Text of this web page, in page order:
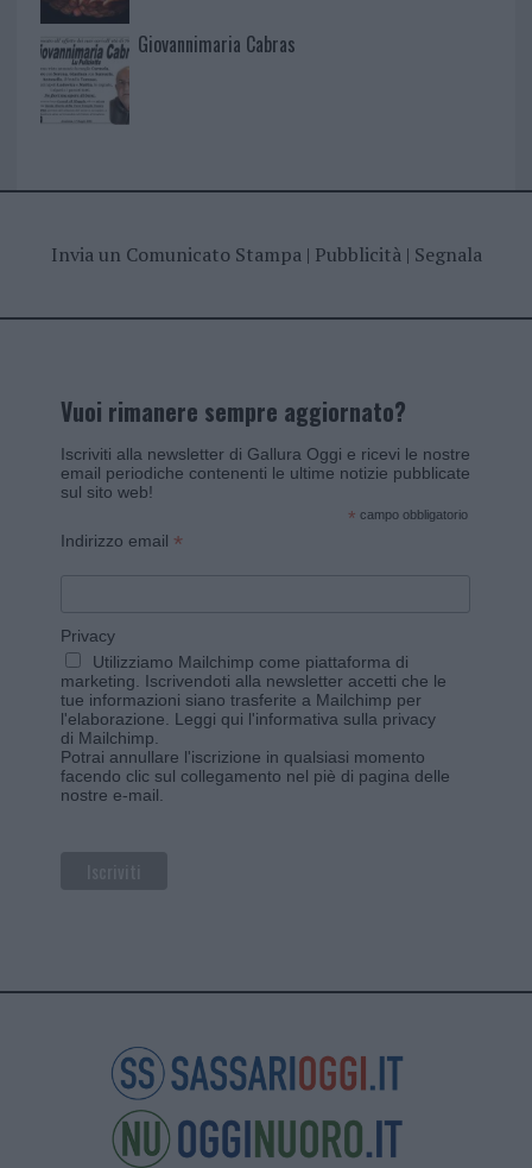
Giovannimaria Cabras
Invia un Comunicato Stampa| Pubblicità| Segnala
Vuoi rimanere sempre aggiornato?
Iscriviti alla newsletter di Gallura Oggi e ricevi le nostre
email periodiche contenenti le ultime notizie pubblicate
sul sito web!
* campo obbligatorio
Indirizzo email *
Privacy
Utilizziamo Mailchimp come piattaforma di
marketing. Iscrivendoti alla newsletter accetti che le
tue informazioni siano trasferite a Mailchimp per
l'elaborazione. Leggi qui l'informativa sulla privacy
di Mailchimp
Potrai annullare l'iscrizione in qualsiasi momento
facendo clic sul collegamento nel piè di pagina delle
nostre e-mail.